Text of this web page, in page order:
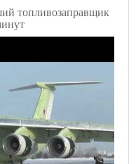
топливозаправщик